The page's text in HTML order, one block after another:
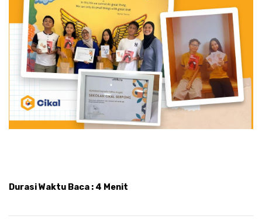
Durasi Waktu Baca : 4 Menit